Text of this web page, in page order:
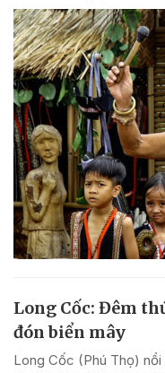
Long Cốc: Đêm
đón biển mây
Long Cốc (Phú Thọ)